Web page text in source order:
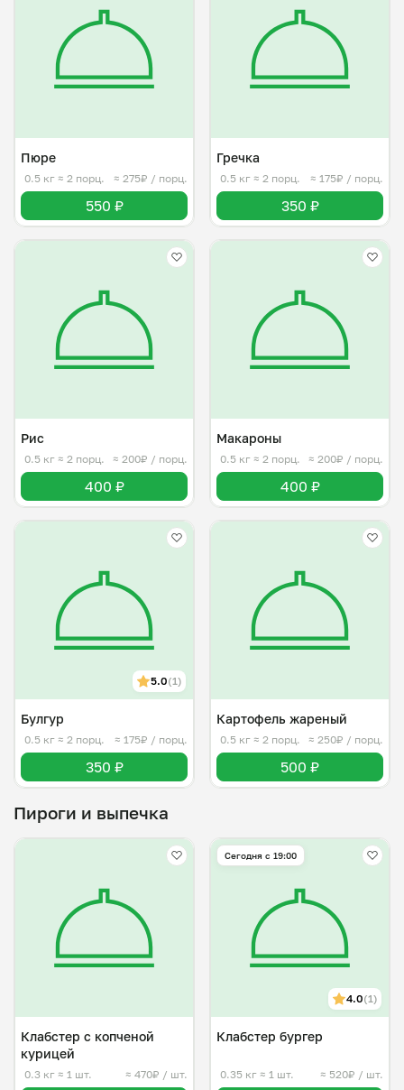
Пюре
0.5 кг ≈ 2 порц. ≈ 275₽ / порц.
550 ₽
Гречка
0.5 кг ≈ 2 порц. ≈ 175₽ / порц.
350 ₽
Рис
0.5 кг ≈ 2 порц. ≈ 200₽ / порц.
400 ₽
Макароны
0.5 кг ≈ 2 порц. ≈ 200₽ / порц.
400 ₽
5.0(1)
Булгур
0.5 кг ≈ 2 порц. ≈ 175₽ / порц.
350 ₽
Картофель жареный
0.5 кг ≈ 2 порц. ≈ 250₽ / порц.
500 ₽
Пироги и выпечка
Клабстер с копченой
курицей
0.3 кг ≈ 1 шт. ≈ 470₽ / шт.
Сегодня с 19:00
4.0(1)
Клабстер бургер
0.35 кг ≈ 1 шт. ≈ 520₽ / шт.